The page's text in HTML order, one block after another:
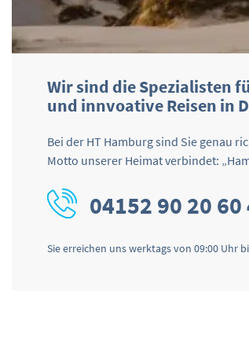
Wir sind die Spezialisten
und innvoative Reisen in
Bei der HT Hamburg sind Sie genau
Motto unserer Heimat verbindet:
04152 90 20 60
Sie erreichen uns werktags von 09:00 Uhr